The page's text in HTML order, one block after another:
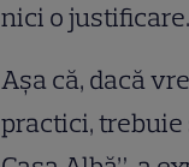
nici o justificare.
Aşa că, dacă
practici, trebuie